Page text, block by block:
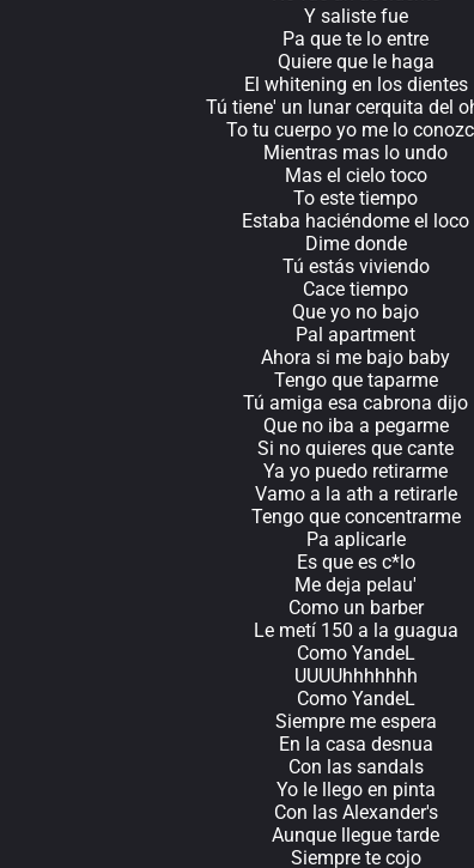
Y saliste fue
Pa que te lo entre
Quiere que le haga
El whitening en los dientes
Tú tiene' un lunar cerquita del
To tu cuerpo yo me lo
Mientras mas lo undo
Mas el cielo toco
To este tiempo
Estaba haciéndome el loco
Dime donde
Tú estás viviendo
Cace tiempo
Que yo no bajo
Pal apartment
Ahora si me bajo baby
Tengo que taparme
Tú amiga esa cabrona dijo
Que no iba a pegarme
Si no quieres que cante
Ya yo puedo retirarme
Vamo a la ath a retirarle
Tengo que concentrarme
Pa aplicarle
Es que es c*lo
Me deja pelau'
Como un barber
Le metí 150 a la guagua
Como YandeL
UUUUhhhhhhh
Como YandeL
Siempre me espera
En la casa desnua
Con las sandals
Yo le llego en pinta
Con las Alexander's
Aunque llegue tarde
Siempre te cojo